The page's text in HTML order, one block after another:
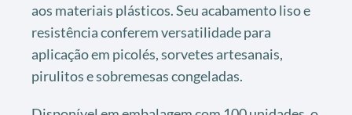
aos materiais plásticos. Seu acabamento liso e
resistência conferem versatilidade para
aplicação em picolés, sorvetes artesanais,
pirulitos e sobremesas congeladas.